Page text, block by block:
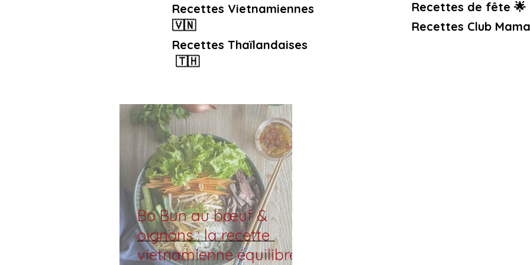
Recettes Vietnamiennes
🇻🇳
Recettes Thaïlandaises
🇹🇭
Recettes de fête 🌟
Recettes Club
Bo Bun au bœuf &
oignons : la recette
vietnamienne équilibrée